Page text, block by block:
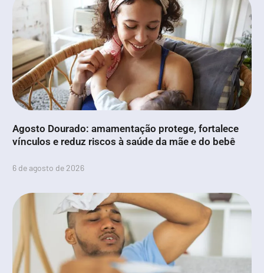
Agosto Dourado: amamentação protege, fortalece
vínculos e reduz riscos à saúde da mãe e do bebê
6 de agosto de 2026